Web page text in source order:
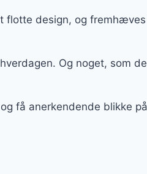
design, og
Og noget, som
få anerkendende blikke